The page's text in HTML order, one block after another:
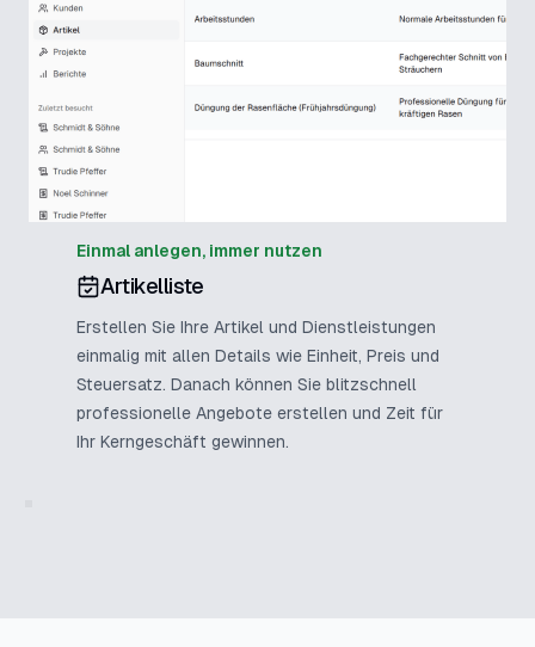
Einmal anlegen, immer nutzen
Artikelliste
Erstellen Sie Ihre Artikel und Dienstleistungen
einmalig mit allen Details wie Einheit, Preis und
Steuersatz. Danach können Sie blitzschnell
professionelle Angebote erstellen und Zeit für
Ihr Kerngeschäft gewinnen.